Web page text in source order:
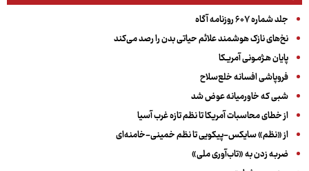
جلد شماره ۶۰۷ روزنامه آگاه
نخ‌های نازک هوشمند علائم حیاتی بدن را رصد می‌کند
پایان هـژمـونی آمریـکا
فروپاشی افسانه خلع‌سلاح
شبی که خاورمیانه عوض شد
از خطای محاسبات آمریکا تا نظم تازه غرب آسیا
از «نظم» سایکس-پیکویی تا نظم خمینی-خامنه‌ای
ضربه زدن به «تاب‌آوری ملی»